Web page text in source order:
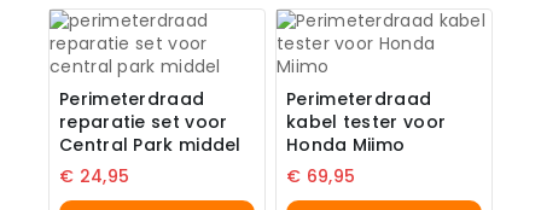
Perimeterdraad
reparatie set voor
Central Park middel
€ 24,95
Perimeterdraad
kabel tester voor
Honda Miimo
€ 69,95